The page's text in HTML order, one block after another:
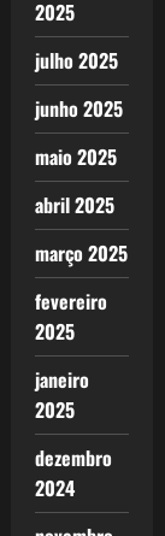
2025
julho 2025
junho 2025
maio 2025
abril 2025
março 2025
fevereiro
2025
janeiro
2025
dezembro
2024